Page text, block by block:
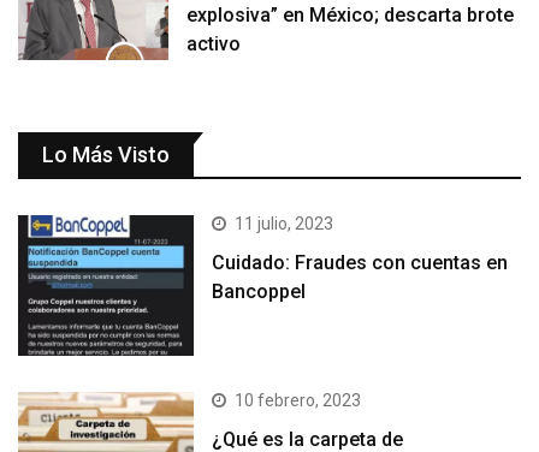
explosiva” en México; descarta brote
activo
Lo Más Visto
11 julio, 2023
Cuidado: Fraudes con cuentas en
Bancoppel
10 febrero, 2023
¿Qué es la carpeta de